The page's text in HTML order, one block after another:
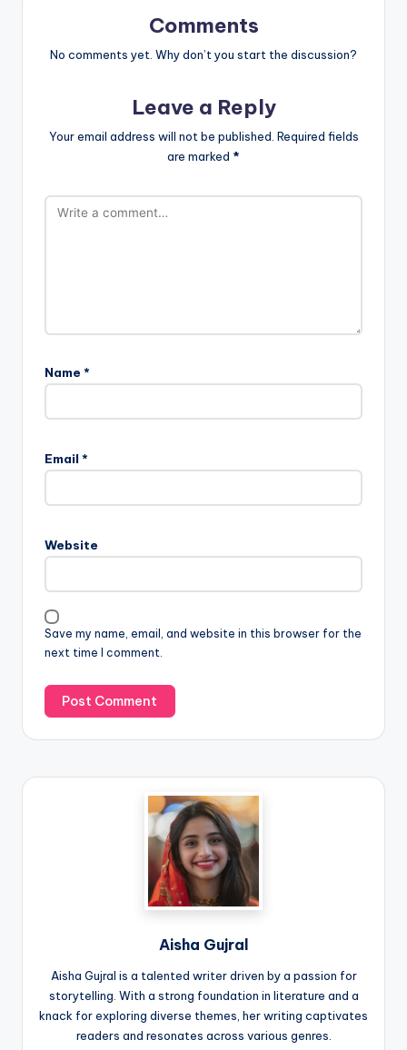
Comments
No comments yet. Why don’t you start the discussion?
Leave a Reply
Your email address will not be published. Required fields
are marked *
Name *
Email *
Website
Save my name, email, and website in this browser for the
next time I comment.
Aisha Gujral
Aisha Gujral is a talented writer driven by a passion for
storytelling. With a strong foundation in literature and a
knack for exploring diverse themes, her writing captivates
readers and resonates across various genres.